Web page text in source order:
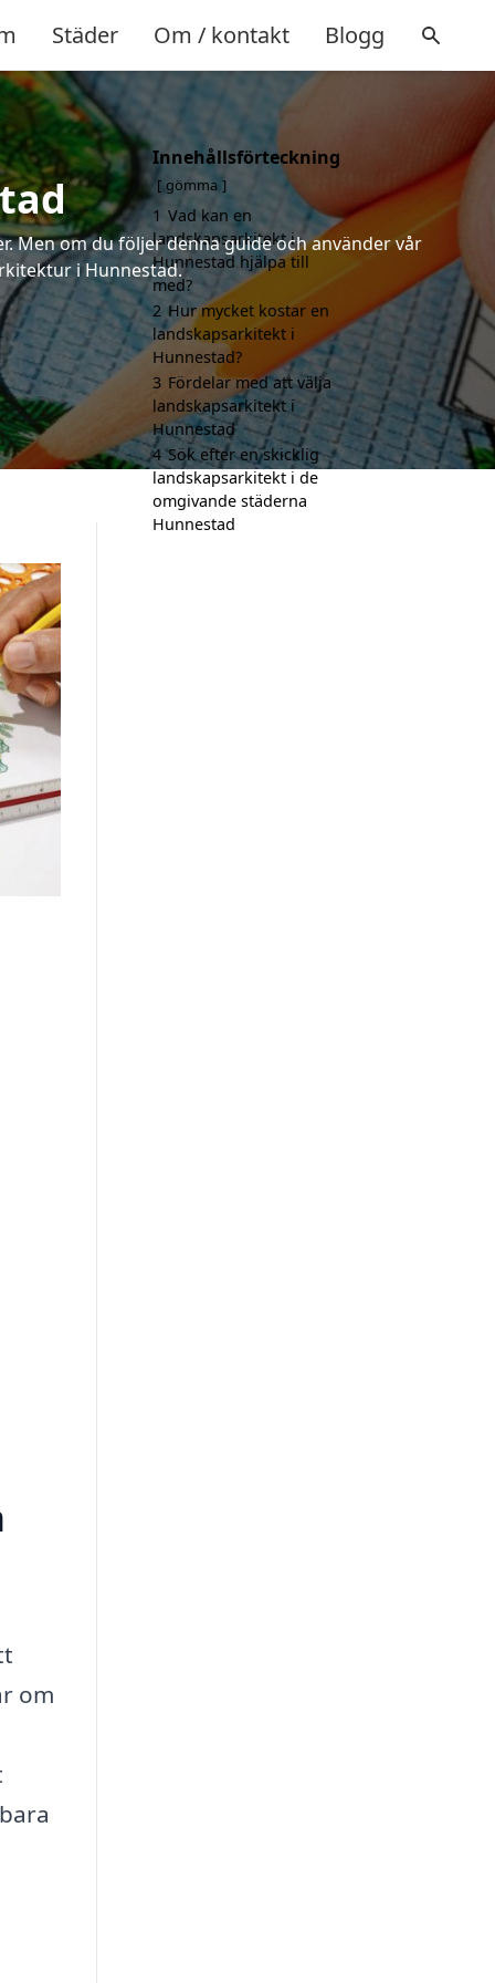
Städer Om / kontakt Blogg
Men om du följer denna guide och använder vår
i Hunnestad.
om
Innehållsförteckning
gömma
1 Vad kan en
landskapsarkitekt i
Hunnestad hjälpa till
med?
2 Hur mycket kostar en
landskapsarkitekt i
Hunnestad?
3 Fördelar med att välja
landskapsarkitekt i
Hunnestad
4 Sök efter en skicklig
landskapsarkitekt i de
omgivande städerna
Hunnestad